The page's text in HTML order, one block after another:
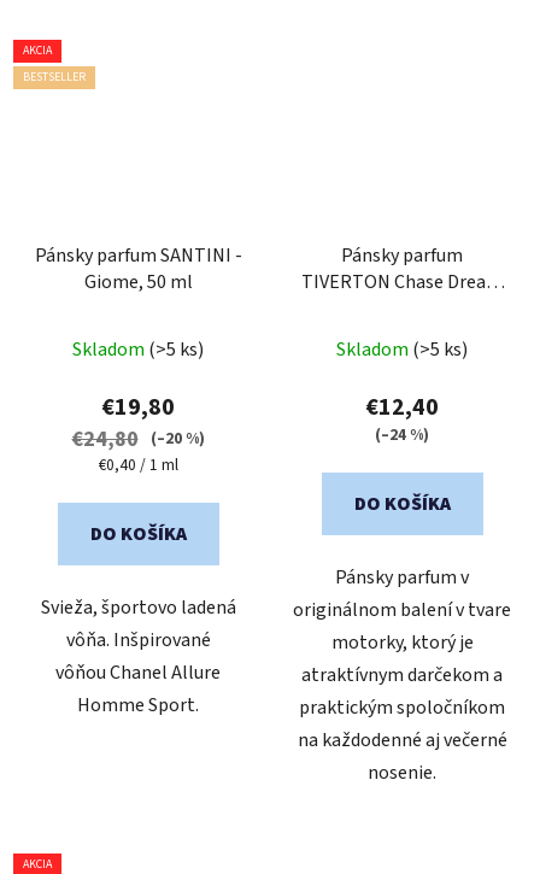
AKCIA
BESTSELLER
Pánsky parfum SANTINI -
Giome, 50 ml
hodnotenie
produktu
je
5,0
5
Skladom (>5 ks)
€19,80
€24,80
(–20 %)
Jednotková
€0,40 / 1 ml
DO KOŠÍKA
Svieža, športovo ladená
vôňa. Inšpirované
vôňou Chanel Allure
Homme Sport.
Pánsky parfum
TIVERTON Chase Dream
Skladom (>5 ks)
€12,40
(–24 %)
DO KOŠÍKA
Pánsky parfum v
originálnom balení v tvare
motorky, ktorý je
atraktívnym darčekom a
praktickým spoločníkom
na každodenné aj večerné
nosenie.
AKCIA